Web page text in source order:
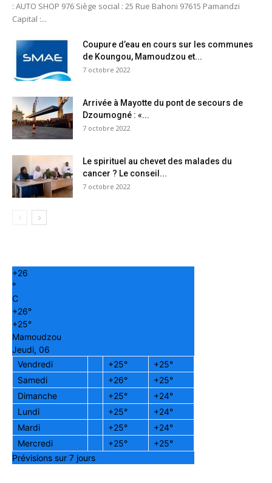
: AUTO SHOP 976 Siège social : 25 Rue Bahoni 97615 Pamandzi
Capital :...
Coupure d’eau en cours sur les communes
de Koungou, Mamoudzou et...
7 octobre 2022
Arrivée à Mayotte du pont de secours de
Dzoumogné : «...
7 octobre 2022
Le spirituel au chevet des malades du
cancer ? Le conseil...
7 octobre 2022
+26
°
C
+26°
+25°
Mamoudzou
Jeudi, 06
Vendredi
+25° +25°
Samedi
+26° +25°
Dimanche
+25° +24°
Lundi
+25° +24°
Mardi
+25° +24°
Mercredi
+25° +25°
Prévisions sur 7 jours